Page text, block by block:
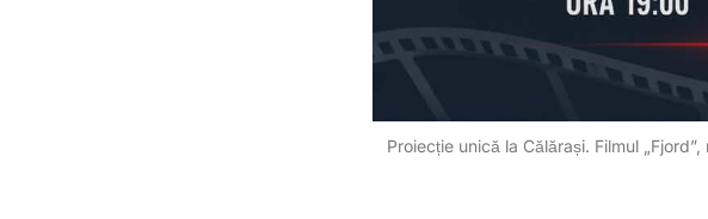
Proiecție unică la Călărași. Filmul